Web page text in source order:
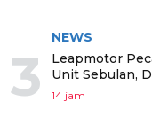
3
NEWS
Leapmotor
Unit Sebulan,
14 jam